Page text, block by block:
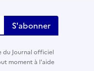
S'abonner
du Journal officiel
moment à l'aide